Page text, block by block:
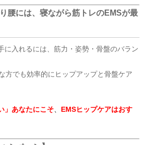
腰には、寝ながら筋トレのEMSが最
に入れるには、筋力・姿勢・骨盤のバラン
方でも効率的にヒップアップと骨盤ケア
」あなたにこそ、 EMSヒップケアはおす